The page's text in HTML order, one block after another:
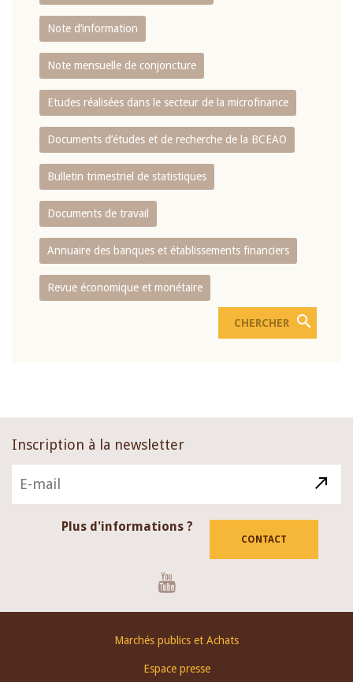
Note d’information
Note mensuelle de conjoncture
Etudes réalisées dans le secteur de la microfinance
Documents d’études et de recherche de la BCEAO
Bulletin trimestriel de statistiques
Documents de travail
Annuaire des banques et établissements financiers
Revue économique et monétaire
Inscription à la newsletter
Plus d'informations ?
CONTACT
Marchés publics et Achats
Espace presse